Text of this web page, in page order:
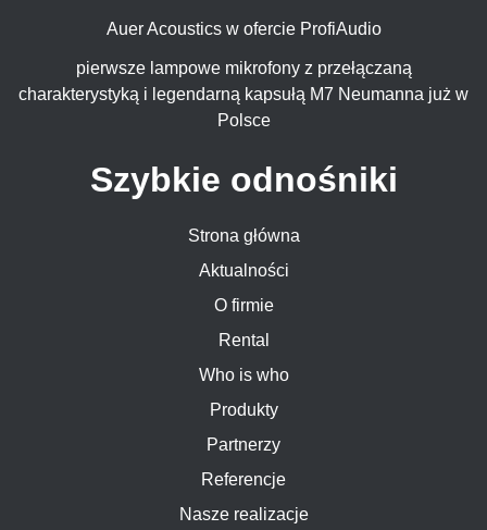
Auer Acoustics w ofercie ProfiAudio
pierwsze lampowe mikrofony z przełączaną
charakterystyką i legendarną kapsułą M7 Neumanna już w
Polsce
Szybkie odnośniki
Strona główna
Aktualności
O firmie
Rental
Who is who
Produkty
Partnerzy
Referencje
Nasze realizacje